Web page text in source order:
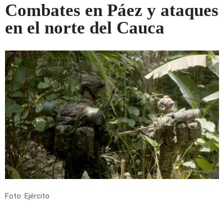
Combates en Páez y ataques
en el norte del Cauca
Foto: Ejército